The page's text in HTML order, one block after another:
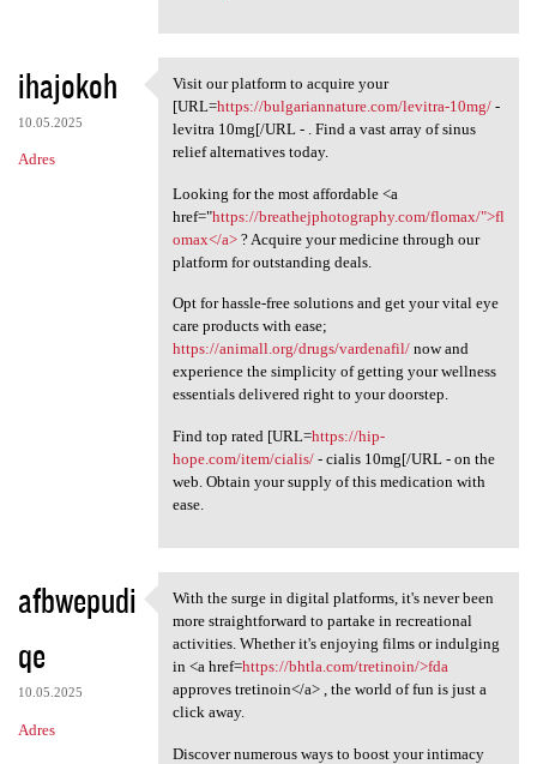
ihajokoh
10.05.2025
Adres
Visit our platform to acquire
Visit our platform to acquire your
[URL=https://bulgariannature.com/levitra-10mg/-
levitra 10mg[/URL - . Find a vast array of sinus
relief alternatives today.
Looking for the most affordable <a
href="https://breathejphotography.com/flomax/">fl
omax</a>? Acquire your medicine through our
platform for outstanding deals.
Opt for hassle-free solutions and get your vital eye
care products with ease;
https://animall.org/drugs/vardenafil/now and
experience the simplicity of getting your wellness
essentials delivered right to your doorstep.
Find top rated [URL=https://hip-
hope.com/item/cialis/- cialis 10mg[/URL - on the
web. Obtain your supply of this medication with
ease.
afbwepudi
qe
10.05.2025
Adres
With the surge in digital
With the surge in digital platforms, it's never been
more straightforward to partake in recreational
activities. Whether it's enjoying films or indulging
in <a href=https://bhtla.com/tretinoin/>fda
approves tretinoin</a> , the world of fun is just a
click away.
Discover numerous ways to boost your intimacy